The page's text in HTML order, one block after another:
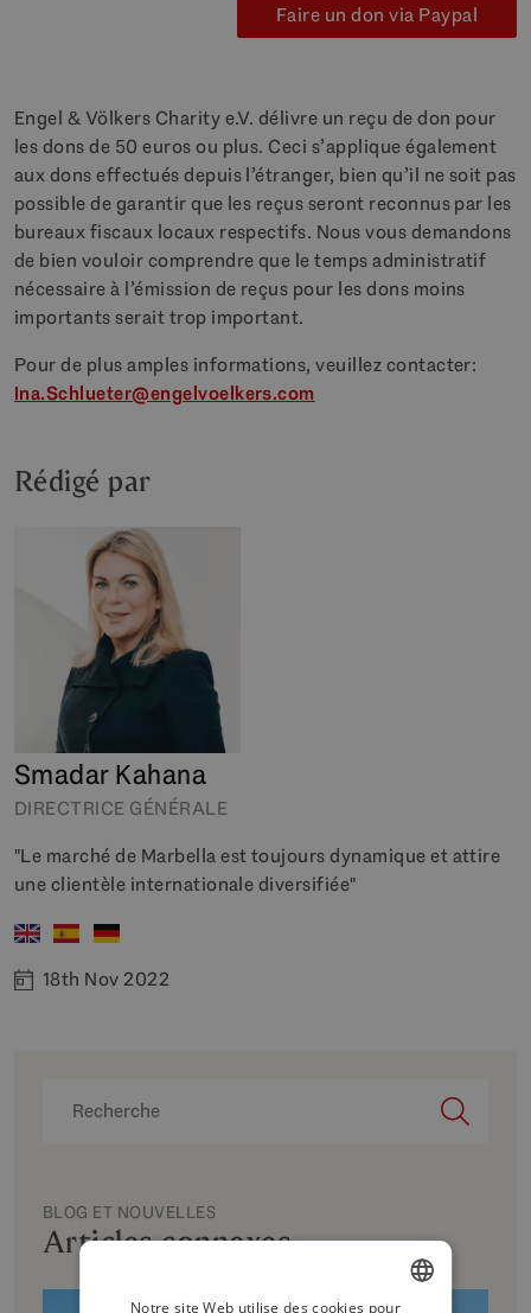
Faire un don via Paypal
Engel & Völkers Charity e.V. délivre un reçu de don pour
les dons de 50 euros ou plus. Ceci s’applique également
aux dons effectués depuis l’étranger, bien qu’il ne soit pas
possible de garantir que les reçus seront reconnus par les
bureaux fiscaux locaux respectifs. Nous vous demandons
de bien vouloir comprendre que le temps administratif
nécessaire à l’émission de reçus pour les dons moins
importants serait trop important.
Pour de plus amples informations, veuillez contacter:
Ina.Schlueter@engelvoelkers.com
Rédigé par
Smadar Kahana
DIRECTRICE GÉNÉRALE
"Le marché de Marbella est toujours dynamique et attire
une clientèle internationale diversifiée"
18th Nov 2022
BLOG ET NOUVELLES
Articles connexes
Notre site Web utilise des cookies pour